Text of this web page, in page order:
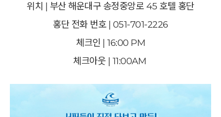
위치 | 부산 해운대구 송정중앙로 45 호텔 홍단
홍단 전화 번호 | 051-701-2226
체크인 | 16:00 PM
체크아웃 | 11:00AM